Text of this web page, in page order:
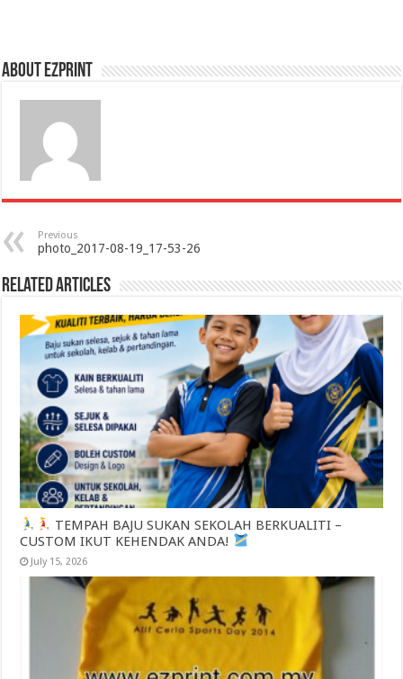
About Ezprint
Previous
photo_2017-08-19_17-53-26
Related Articles
TEMPAH BAJU SUKAN SEKOLAH BERKUALITI –
CUSTOM IKUT KEHENDAK ANDA!
July 15, 2026